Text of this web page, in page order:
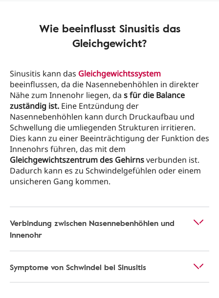
Wie beeinflusst Sinusitis das
Gleichgewicht?
Sinusitis kann das Gleichgewichtssystem
beeinflussen, da die Nasennebenhöhlen in direkter
Nähe zum Innenohr liegen, da s für die Balance
zuständig ist. Eine Entzündung der
Nasennebenhöhlen kann durch Druckaufbau und
Schwellung die umliegenden Strukturen irritieren.
Dies kann zu einer Beeinträchtigung der Funktion des
Innenohrs führen, das mit dem
Gleichgewichtszentrum des Gehirnsverbunden ist.
Dadurch kann es zu Schwindelgefühlen oder einem
unsicheren Gang kommen.
Verbindung zwischen Nasennebenhöhlen und
Innenohr
Symptome von Schwindel bei Sinusitis